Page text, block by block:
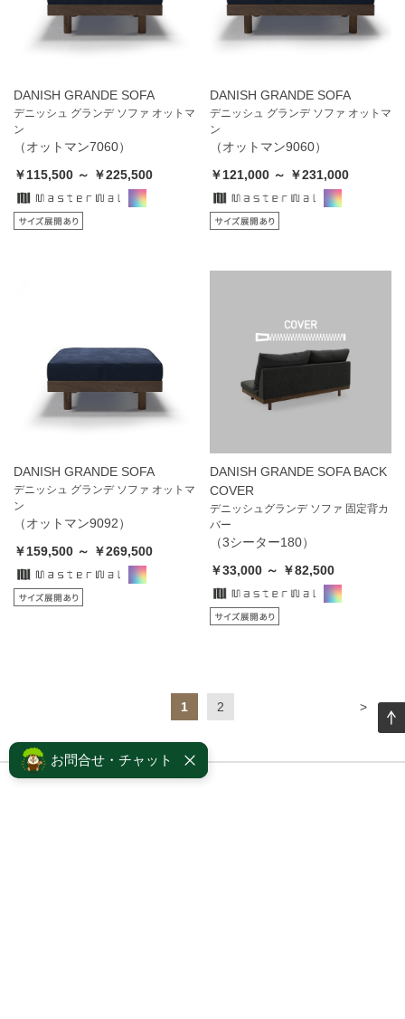
DANISH GRANDE SOFA
デニッシュ グランデ ソファ オットマ
ン
（オットマン7060）
￥115,500 ～ ￥225,500
DANISH GRANDE SOFA
デニッシュ グランデ ソファ オットマ
ン
（オットマン9060）
￥121,000 ～ ￥231,000
DANISH GRANDE SOFA
デニッシュ グランデ ソファ オットマ
ン
（オットマン9092）
￥159,500 ～ ￥269,500
DANISH GRANDE SOFA BACK
COVER
デニッシュグランデ ソファ 固定背カ
バー
（3シーター180）
￥33,000 ～ ￥82,500
1 2 > >>
お問合せ・チャット